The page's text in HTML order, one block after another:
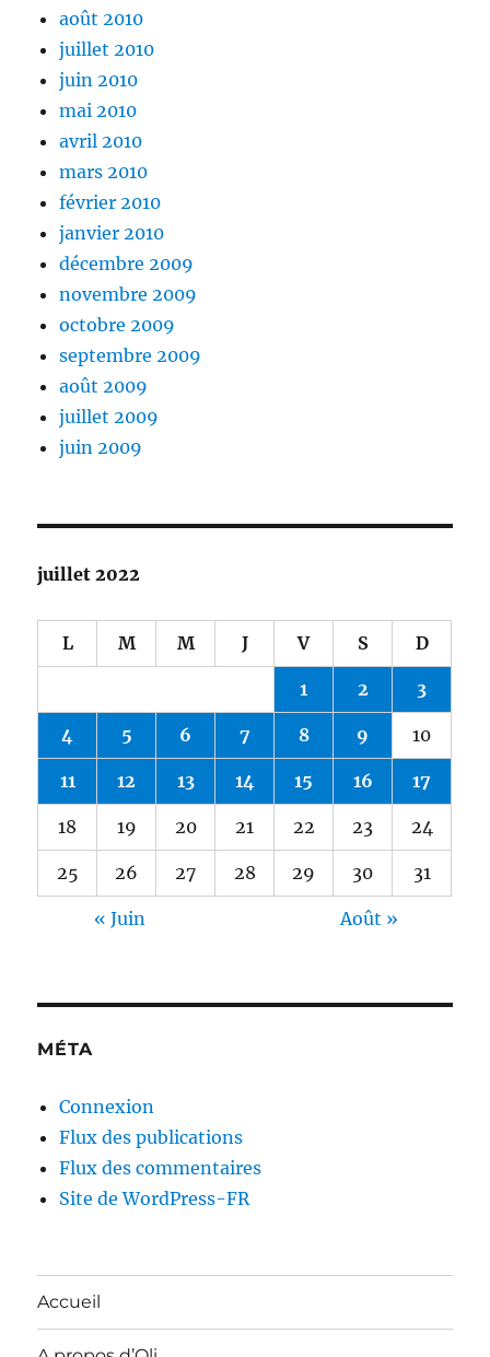
août 2010
juillet 2010
juin 2010
mai 2010
avril 2010
mars 2010
février 2010
janvier 2010
décembre 2009
novembre 2009
octobre 2009
septembre 2009
août 2009
juillet 2009
juin 2009
juillet 2022
L M M J V S D
1 2 3
4 5 6 7 8 9 10
11 12 13 14 15 16 17
18 19 20 21 22 23 24
25 26 27 28 29 30 31
« Juin Août »
MÉTA
Connexion
Flux des publications
Flux des commentaires
Site de WordPress-FR
Accueil